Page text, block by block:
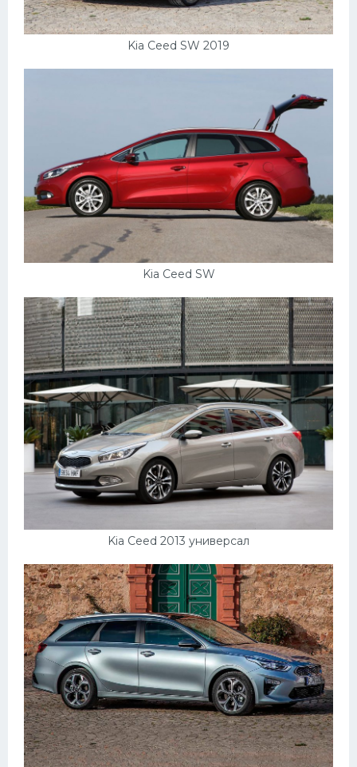
Kia Ceed SW 2019
Kia Ceed SW
Kia Ceed 2013 универсал